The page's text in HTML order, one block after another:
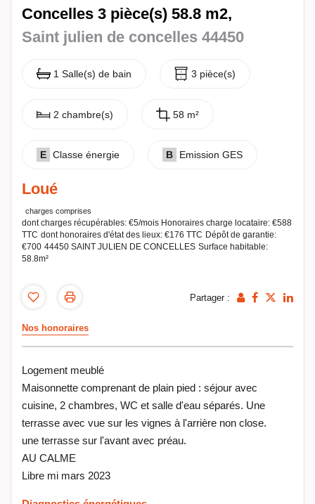
Concelles 3 pièce(s) 58.8 m2,
Saint julien de concelles 44450
1 Salle(s) de bain 3 pièce(s)
2 chambre(s) 58 m²
E Classe énergie B Emission GES
Loué
charges comprises
dont charges récupérables: €5/mois Honoraires charge locataire: €588
TTC dont honoraires d'état des lieux: €176 TTC Dépôt de garantie:
€700 44450 SAINT JULIEN DE CONCELLES Surface habitable:
58.8m²
Partager :
Nos honoraires
Logement meublé
Maisonnette comprenant de plain pied : séjour avec
cuisine, 2 chambres, WC et salle d'eau séparés. Une
terrasse avec vue sur les vignes à l'arrière non close.
une terrasse sur l'avant avec préau.
AU CALME
Libre mi mars 2023